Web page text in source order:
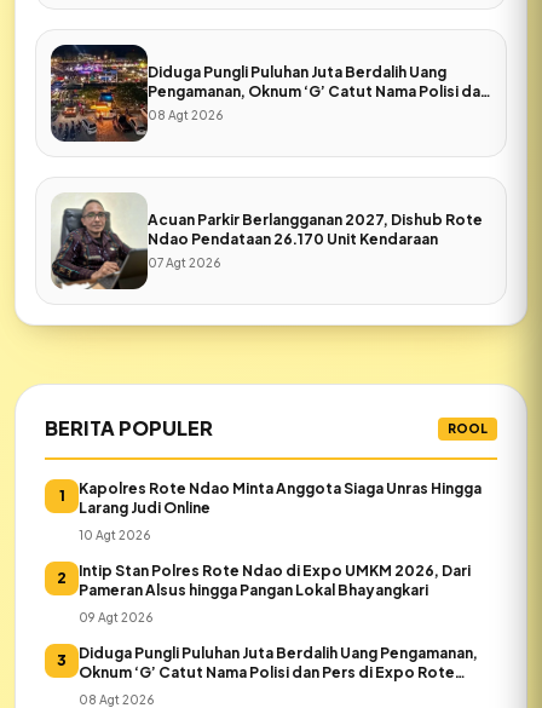
Diduga Pungli Puluhan Juta Berdalih Uang
Pengamanan, Oknum ‘G’ Catut Nama Polisi dan
Pers di Expo Rote Ndao
08 Agt 2026
Acuan Parkir Berlangganan 2027, Dishub Rote
Ndao Pendataan 26.170 Unit Kendaraan
07 Agt 2026
BERITA POPULER ROOL
1
Kapolres Rote Ndao Minta Anggota Siaga Unras Hingga
Larang Judi Online
10 Agt 2026
2
Intip Stan Polres Rote Ndao di Expo UMKM 2026, Dari
Pameran Alsus hingga Pangan Lokal Bhayangkari
09 Agt 2026
3
Diduga Pungli Puluhan Juta Berdalih Uang Pengamanan,
Oknum ‘G’ Catut Nama Polisi dan Pers di Expo Rote
Ndao
08 Agt 2026